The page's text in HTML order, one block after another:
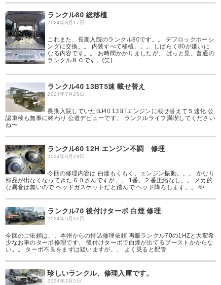
ランクル80 総移植
2024年8月17日
これまた、長期入院のランクル80です。。 デフロックホーシ
ングに交換。。 内装すべて移植。。。 しばらく80が嫌いに
なる内容です。。 お時間かかりましたが、 ぱっと見、普通の
ランクル８０です。(笑)
ランクル40 13BT5速 載せ替え
2024年7月20日
長期入院していたBJ40 13BTエンジンに載せ替えて５速化 公
認車検も無事に終わり 公道デビューです。 ランクルライフ満喫してください
ね〜
ランクル60 12H エンジン不調 修理
2024年6月29日
今回の修理内容は 白煙もくもく、エンジン振動。。。 かなり
部品が出なくなってきた６０さんですが、、 1番、２番圧縮なし。。 メカ的
な異音は無いので ヘッドガスケットだと踏んで ヘッド降ろします。。 や
ランクル70 後付けターボ 白煙 修理
2024年5月31日
今回のご依頼は、、本州からの持込修理依頼 再販ランクル70の1HZと大変希
少なお車のターボ修理です。 後付けターボで白煙が出てるブーストかからな
い。。 ターボ不良をまずは疑いますが、、 よく見ると配管
珍しいランクル、修理入庫です。
2024年2月3日